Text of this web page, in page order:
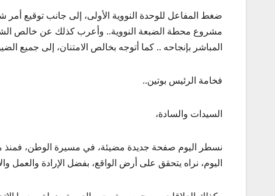
ضغط المفاعل للوحدة النووية الأولى، إلى جانب توقيع
مشروع محطة الضبعة النووية.. وأعرب كذلك عن خالص
المباشر بإنجاحه .. كما أتوجه بخالص الامتنان، إلى جميع
فخامة الرئيس بوتين..
السيدات والسادة،
نسطر اليوم صفحة جديدة مضيئة، في مسيرة الوطن، فمنذ
اليوم، نراه يتحقق على أرض الواقع، بفضل الإرادة والعمل